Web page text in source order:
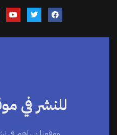
للنشر في